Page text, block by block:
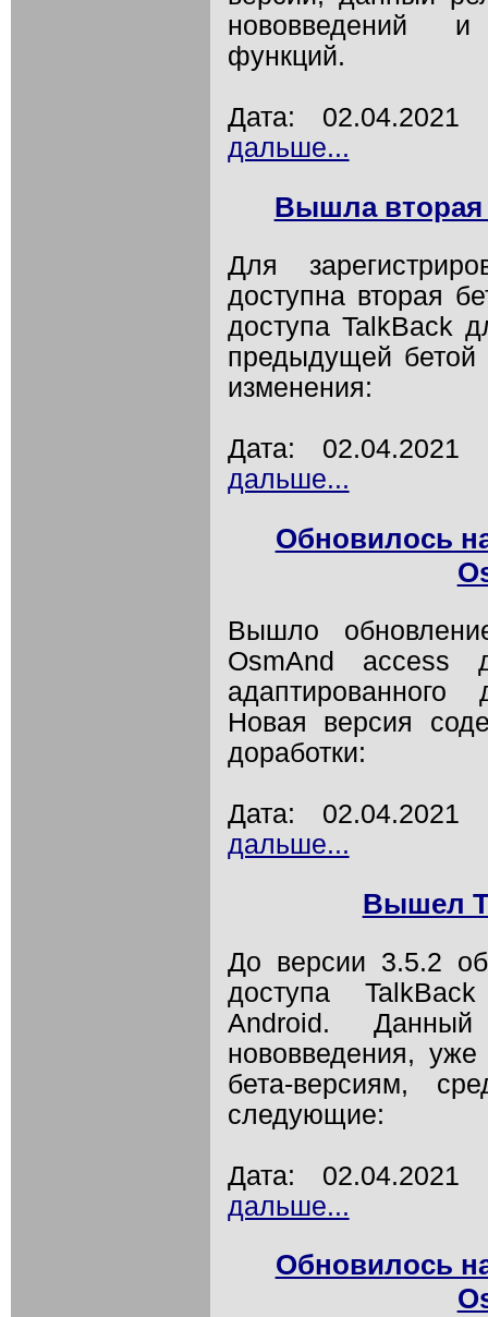
нововведений
функций.
Дата:
дальше...
Вышла вторая
Для
доступна вторая
доступа TalkBack
предыдущей
изменения:
Дата:
дальше...
Обновилось
Вышло
OsmAnd access
адаптированного
Новая версия
доработки:
Дата:
дальше...
Вышел
До версии 3.5.2
доступа
Android.
нововведения,
бета-версиям,
следующие:
Дата:
дальше...
Обновилось